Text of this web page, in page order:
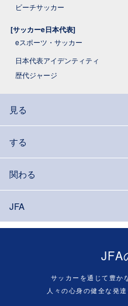
ビーチサッカー
[サッカーe日本代表]
eスポーツ・サッカー
日本代表アイデンティティ
歴代ジャージ
見る
する
関わる
JFA
JFA
サッカーを通じて豊か
人々の心身の健全な発